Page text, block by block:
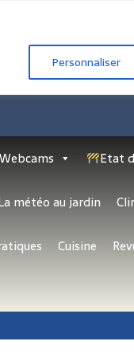
Personnaliser
Webcams Etat
météo au jardin
Cuisine